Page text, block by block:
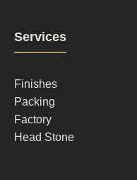
Footer
column
2
Services
Finishes
Packing
Factory
Head Stone